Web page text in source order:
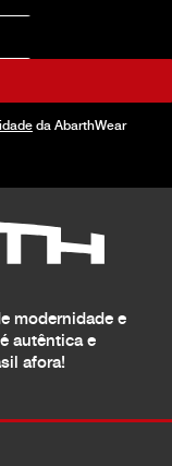
da AbarthWear
modernidade e
autêntica e
afora!